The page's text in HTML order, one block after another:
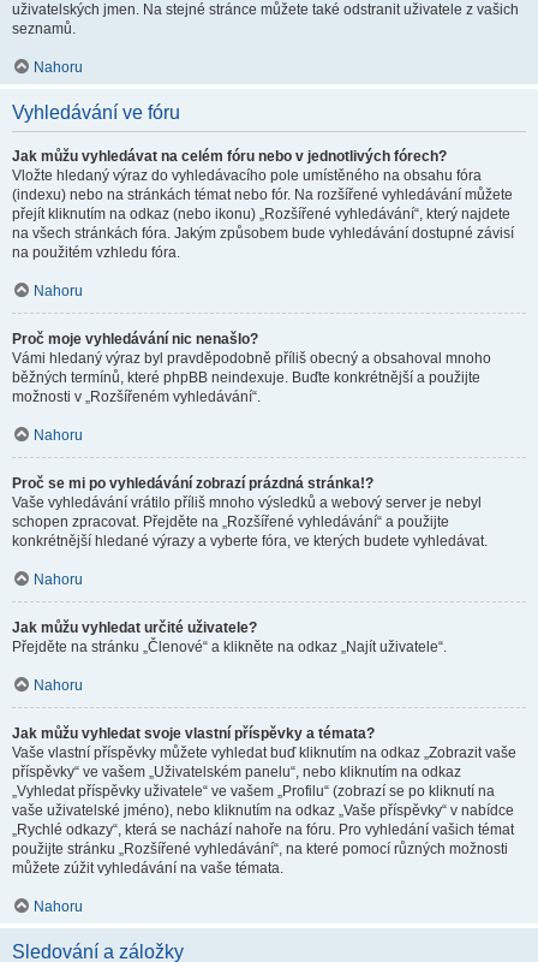
uživatelských jmen. Na stejné stránce můžete také odstranit uživatele z vašich
seznamů.
Nahoru
Vyhledávání ve fóru
Jak můžu vyhledávat na celém fóru nebo v jednotlivých fórech?
Vložte hledaný výraz do vyhledávacího pole umístěného na obsahu fóra
(indexu) nebo na stránkách témat nebo fór. Na rozšířené vyhledávání můžete
přejít kliknutím na odkaz (nebo ikonu) „Rozšířené vyhledávání“, který najdete
na všech stránkách fóra. Jakým způsobem bude vyhledávání dostupné závisí
na použitém vzhledu fóra.
Nahoru
Proč moje vyhledávání nic nenašlo?
Vámi hledaný výraz byl pravděpodobně příliš obecný a obsahoval mnoho
běžných termínů, které phpBB neindexuje. Buďte konkrétnější a použijte
možnosti v „Rozšířeném vyhledávání“.
Nahoru
Proč se mi po vyhledávání zobrazí prázdná stránka!?
Vaše vyhledávání vrátilo příliš mnoho výsledků a webový server je nebyl
schopen zpracovat. Přejděte na „Rozšířené vyhledávání“ a použijte
konkrétnější hledané výrazy a vyberte fóra, ve kterých budete vyhledávat.
Nahoru
Jak můžu vyhledat určité uživatele?
Přejděte na stránku „Členové“ a klikněte na odkaz „Najít uživatele“.
Nahoru
Jak můžu vyhledat svoje vlastní příspěvky a témata?
Vaše vlastní příspěvky můžete vyhledat buď kliknutím na odkaz „Zobrazit vaše
příspěvky“ ve vašem „Uživatelském panelu“, nebo kliknutím na odkaz
„Vyhledat příspěvky uživatele“ ve vašem „Profilu“ (zobrazí se po kliknutí na
vaše uživatelské jméno), nebo kliknutím na odkaz „Vaše příspěvky“ v nabídce
„Rychlé odkazy“, která se nachází nahoře na fóru. Pro vyhledání vašich témat
použijte stránku „Rozšířené vyhledávání“, na které pomocí různých možnosti
můžete zúžit vyhledávání na vaše témata.
Nahoru
Sledování a záložky